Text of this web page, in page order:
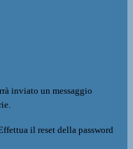
inviato un messaggio
il reset della password